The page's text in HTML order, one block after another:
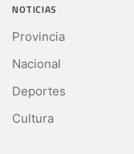
NOTICIAS
Provincia
Nacional
Deportes
Cultura